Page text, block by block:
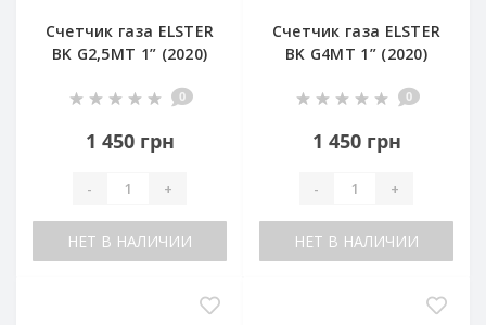
Счетчик газа ELSTER
BK G2,5MT 1” (2020)
0
1 450 грн
- +
НЕТ В НАЛИЧИИ
Счетчик газа ELSTER
BK G4MT 1” (2020)
0
1 450 грн
- +
НЕТ В НАЛИЧИИ